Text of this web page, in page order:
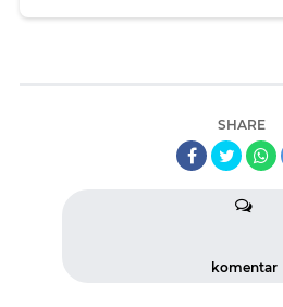
SHARE
komentar